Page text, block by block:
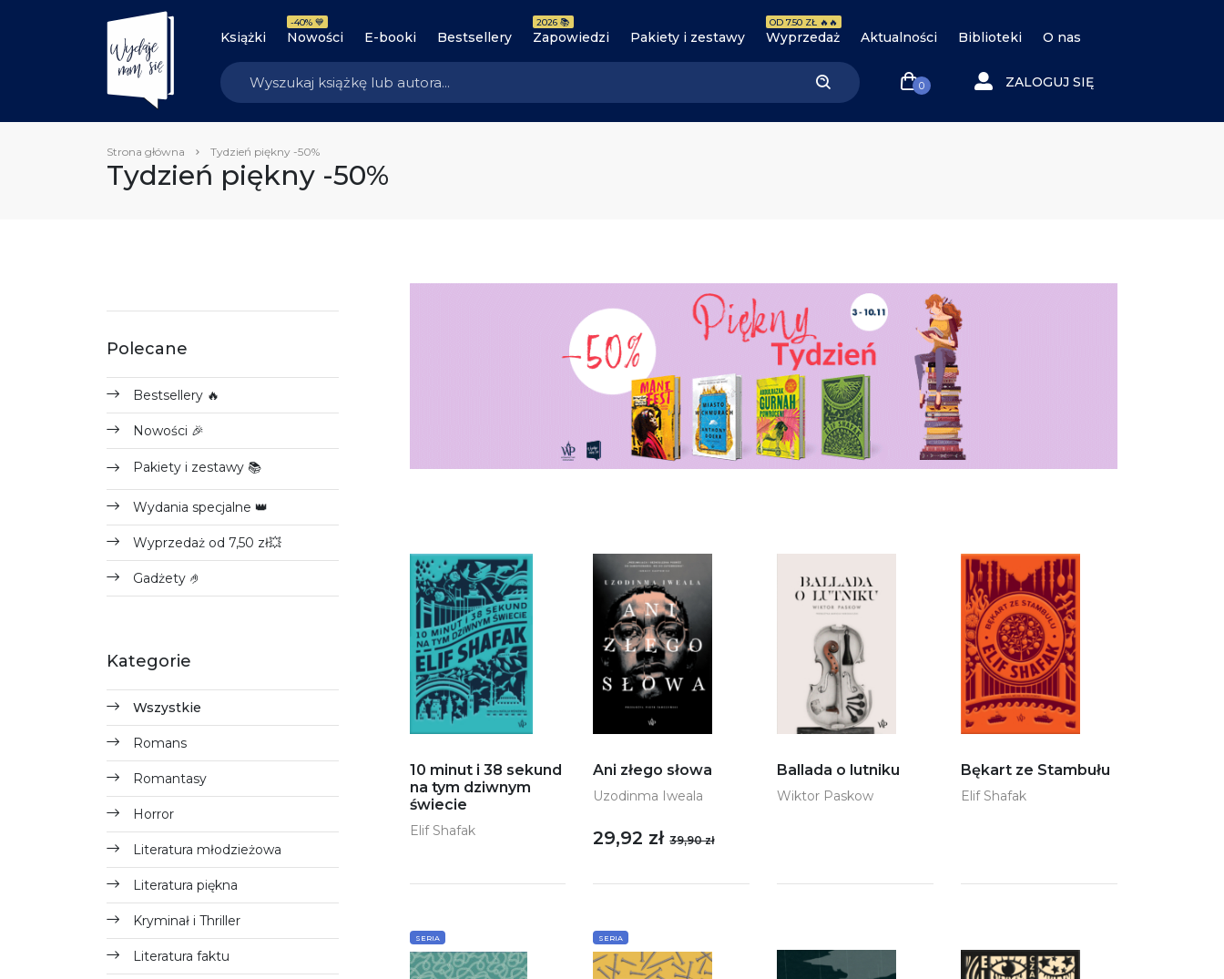
Książki Nowości
-40% 💙
E-booki Bestsellery Zapowiedzi
2026 📚
Pakiety i zestawy Wyprzedaż
OD 7.50 ZŁ 🔥🔥
Aktualności Biblioteki O nas
0 ZALOGUJ SIĘ
Strona główna Tydzień piękny -50%
Tydzień piękny -50%
Polecane
Bestsellery 🔥
Nowości 🎉
Pakiety i zestawy 📚
Wydania specjalne 👑
Wyprzedaż od 7,50 zł💥
Gadżety 🤌
Kategorie
Wszystkie
Romans
Romantasy
Horror
Literatura młodzieżowa
Literatura piękna
Kryminał i Thriller
Literatura faktu
10 minut i 38 sekund
na tym dziwnym
świecie
Elif Shafak
Ani złego słowa
Uzodinma Iweala
29,92 zł39,90 zł
Ballada o lutniku
Wiktor Paskow
Bękart ze Stambułu
Elif Shafak
SERIA SERIA